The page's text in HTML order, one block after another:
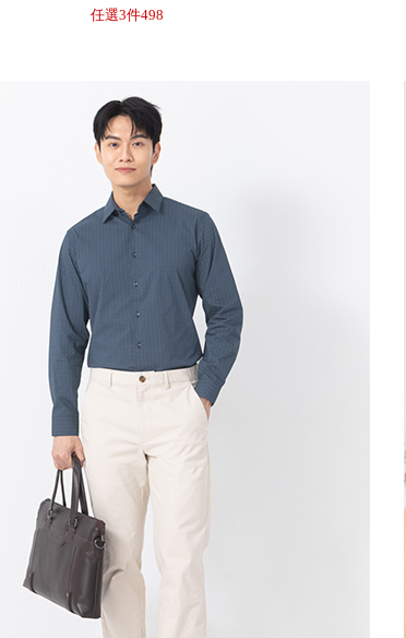
任選3件498